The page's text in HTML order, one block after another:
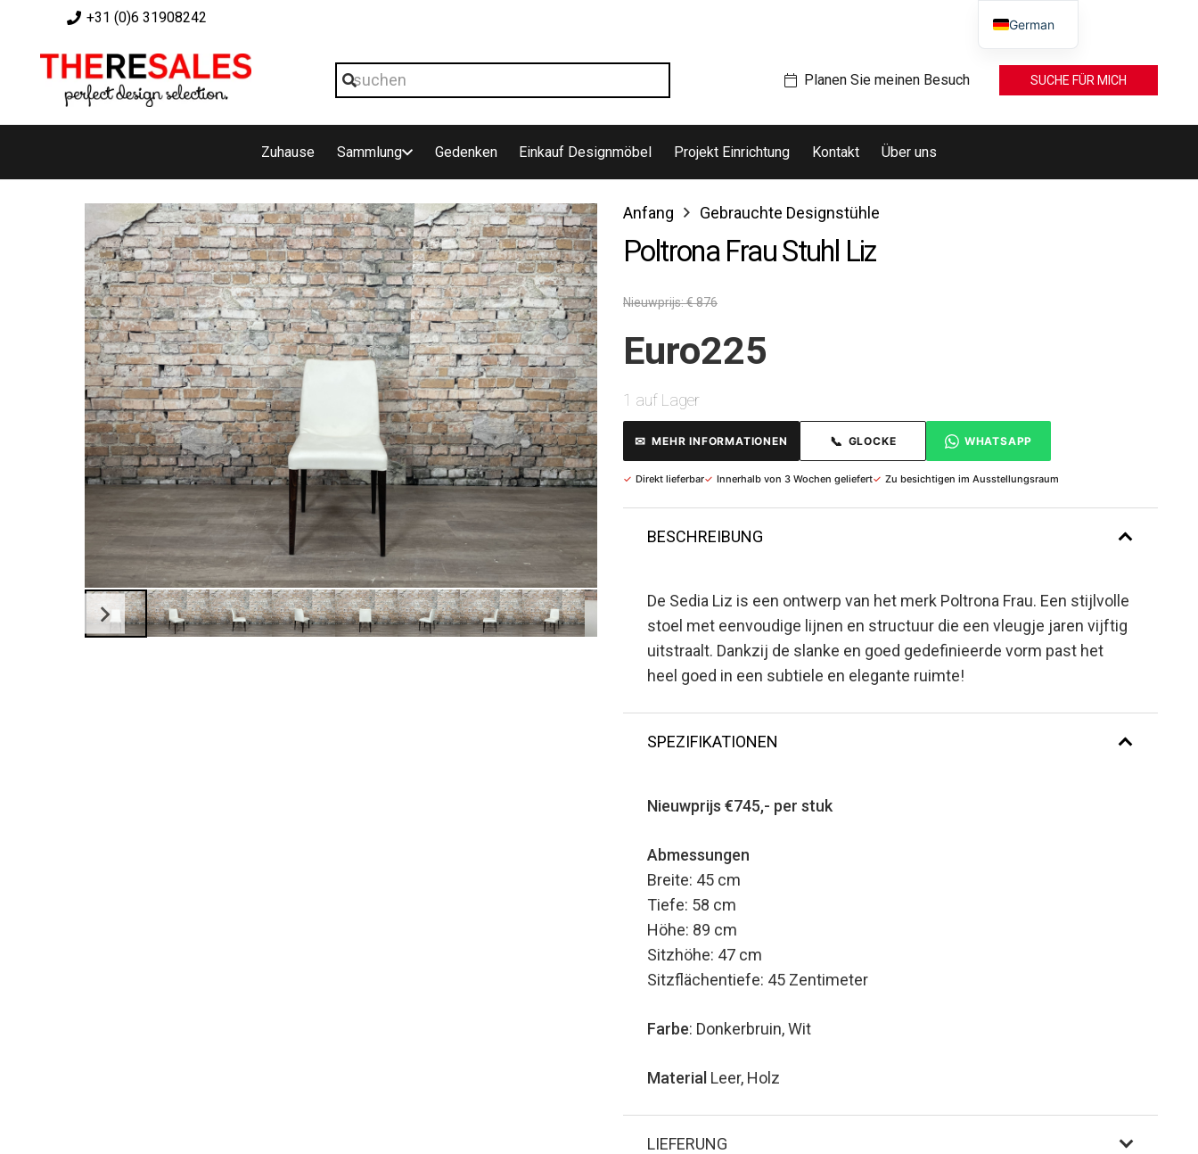
+31 (0)6 31908242
Planen Sie meinen Besuch SUCHE FÜR MICH
Zuhause Sammlung Gedenken Einkauf Designmöbel Projekt Einrichtung Kontakt Über uns
Anfang Gebrauchte Designstühle
Poltrona Frau Stuhl Liz
Nieuwprijs: € 876
Euro225
1 auf Lager
✉ MEHR INFORMATIONEN 📞 GLOCKE WHATSAPP
✓ Direkt lieferbar✓ Innerhalb von 3 Wochen geliefert✓ Zu besichtigen im Ausstellungsraum
BESCHREIBUNG
De Sedia Liz is een ontwerp van het merk Poltrona Frau. Een stijlvolle
stoel met eenvoudige lijnen en structuur die een vleugje jaren vijftig
uitstraalt. Dankzij de slanke en goed gedefinieerde vorm past het
heel goed in een subtiele en elegante ruimte!
SPEZIFIKATIONEN
Nieuwprijs €745,- per stuk
Abmessungen
Breite: 45 cm
Tiefe: 58 cm
Höhe: 89 cm
Sitzhöhe: 47 cm
Sitzflächentiefe: 45 Zentimeter
Farbe: Donkerbruin, Wit
Material Leer, Holz
LIEFERUNG
German